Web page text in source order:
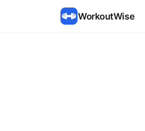
WorkoutWise